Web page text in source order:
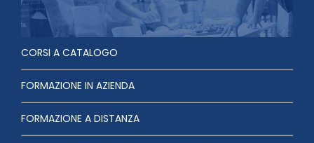
CORSI A CATALOGO
FORMAZIONE IN AZIENDA
FORMAZIONE A DISTANZA